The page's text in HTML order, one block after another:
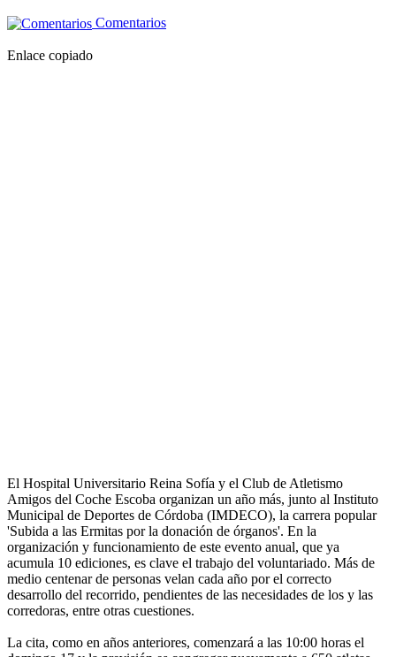
Comentarios
Enlace copiado
El Hospital Universitario Reina Sofía y el Club de Atletismo
Amigos del Coche Escoba organizan un año más, junto al Instituto
Municipal de Deportes de Córdoba (IMDECO), la carrera popular
'Subida a las Ermitas por la donación de órganos'. En la
organización y funcionamiento de este evento anual, que ya
acumula 10 ediciones, es clave el trabajo del voluntariado. Más de
medio centenar de personas velan cada año por el correcto
desarrollo del recorrido, pendientes de las necesidades de los y las
corredoras, entre otras cuestiones.
La cita, como en años anteriores, comenzará a las 10:00 horas el